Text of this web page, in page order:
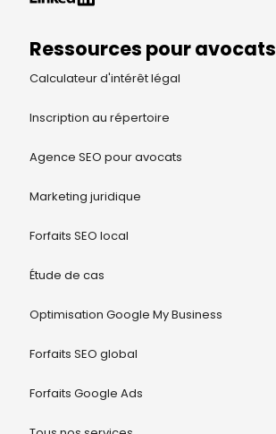
Ressources pour avocats
Calculateur d'intérêt légal
Inscription au répertoire
Agence SEO pour avocats
Marketing juridique
Forfaits SEO local
Étude de cas
Optimisation Google My Business
Forfaits SEO global
Forfaits Google Ads